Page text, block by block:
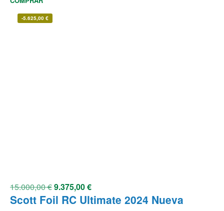
-5.625,00 €
15.000,00€9.375,00€
Scott Foil RC Ultimate 2024 Nueva